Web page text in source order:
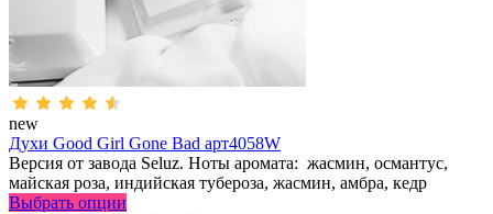
new
Духи Good Girl Gone Bad арт4058W
Версия от завода Seluz. Ноты аромата: жасмин, османтус,
майская роза, индийская тубероза, жасмин, амбра, кедр
Выбрать опции